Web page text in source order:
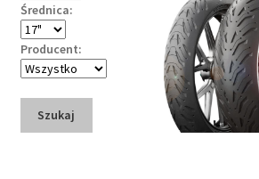
Średnica:
Producent:
Szukaj